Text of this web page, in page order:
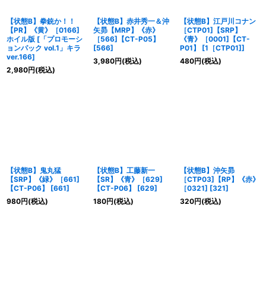
【状態B】拳銃か！！
【PR】《黄》［0166]
ホイル版 [ 「プロモーシ
ョンパック vol.1」キラ
ver.166]
2,980円(税込)
【状態B】赤井秀一＆沖
矢昴【MRP】《赤》
［566]【CT-P05】
[566]
3,980円(税込)
【状態B】江戸川コナン
［CTP01]【SRP】
《青》［0001]【CT-
P01】
[1［CTP01]]
480円(税込)
【状態B】鬼丸猛
【SRP】《緑》［661]
【CT-P06】
[661]
980円(税込)
【状態B】工藤新一
【SR】《青》［629]
【CT-P06】
[629]
180円(税込)
【状態B】沖矢昴
［CTP03]【RP】《赤》
［0321] [321]
320円(税込)